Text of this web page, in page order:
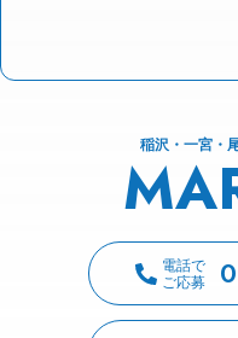
稲沢・一宮・
電話で
ご応募